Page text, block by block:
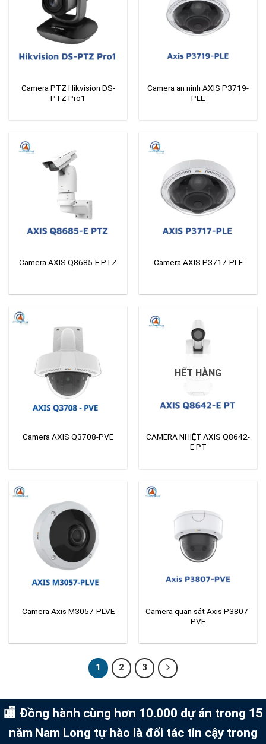
Camera PTZ Hikvision DS-
PTZ Pro1
Camera an ninh AXIS P3719-
PLE
Camera AXIS Q8685-E PTZ Camera AXIS P3717-PLE
Camera AXIS Q3708-PVE
HẾT HÀNG
CAMERA NHIỆT AXIS Q8642-
E PT
Camera Axis M3057-PLVE
Camera quan sát Axis P3807-
PVE
1 2 3
🏬 Đồng hành cùng hơn 10.000 dự án trong 15
năm Nam Long tự hào là đối tác tin cậy trong